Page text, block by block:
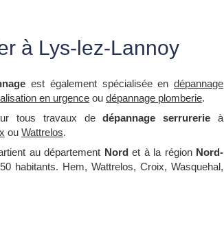
à Lys-lez-Lannoy
est également spécialisée endépannage
en urgence ou dépannage plomberie.
tous travaux dedépannage serrurerie à
ou Wattrelos.
au département Nord et à la région Nord-
habitants. Hem, Wattrelos, Croix, Wasquehal,